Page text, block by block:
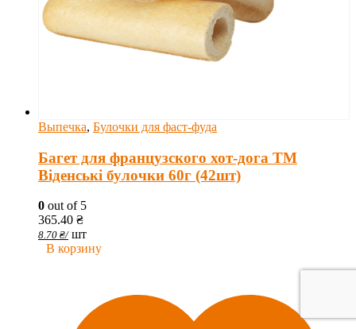
Выпечка, Булочки для фаст-фуда
Багет для французского хот-дога ТМ
Віденські булочки 60г (42шт)
0 out of 5
365.40 ₴
8.70 ₴/ шт
В корзину